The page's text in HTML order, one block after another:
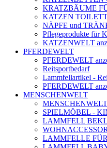
KRATZBÄUME
KATZEN
NÄPFE und
Pflegeprodukte für
KATZENWELT
PFERDEWELT
PFERDEWELT
Reitsportbedarf
Lammfellartikel -
PFERDEWELT
MENSCHENWELT
MENSCHENWELT
SPIELMÖBEL -
LAMMFELL
LAMMFELLE